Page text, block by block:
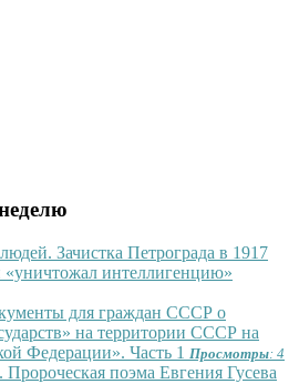
Зачистка Петрограда в 1917
«уничтожал интеллигенцию»
для граждан СССР о
на территории СССР на
Федерации». Часть 1 Просмотры: 4
поэма Евгения Гусева